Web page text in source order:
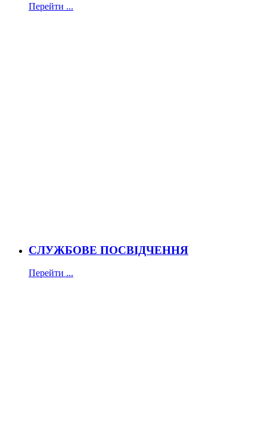
Перейти ...
СЛУЖБОВЕ ПОСВІДЧЕННЯ
Перейти ...